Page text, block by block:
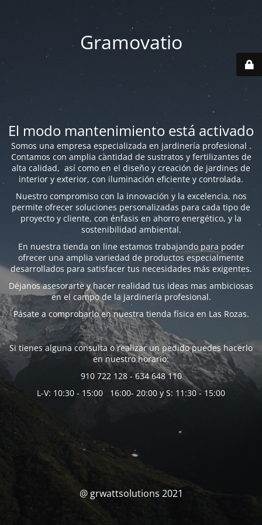
Gramovatio
El modo mantenimiento está activado
Somos una empresa especializada en jardinería profesional .
Contamos con amplia cantidad de sustratos y fertilizantes de
alta calidad, así como en el diseño y creación de jardines de
interior y exterior, con iluminación eficiente y controlada.
Nuestro compromiso con la innovación y la excelencia, nos
permite ofrecer soluciones personalizadas para cada tipo de
proyecto y cliente, con énfasis en ahorro energético, y la
sostenibilidad ambiental.
En nuestra tienda on line estamos trabajando para poder
ofrecer una amplia variedad de productos especialmente
desarrollados para satisfacer tus necesidades más exigentes.
Déjanos asesorarte y hacer realidad tus ideas mas ambiciosas
en el campo de la jardinería profesional.
Pásate a comprobarlo en nuestra tienda física en Las Rozas.
Si tienes alguna consulta o realizar un pedido puedes hacerlo
en nuestro horario:
910 722 128 - 634 648 110
L-V: 10:30 - 15:00 16:00- 20:00 y S: 11:30 - 15:00
@ grwattsolutions 2021